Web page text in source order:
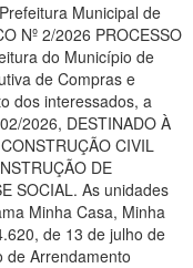
Municipal de
Nº 2/2026 PROCESSO
do Município de
de Compras e
dos interessados, a
2026, DESTINADO À
CIVIL
DE
SOCIAL. As unidades
Minha Casa, Minha
de 13 de julho de
de Arrendamento